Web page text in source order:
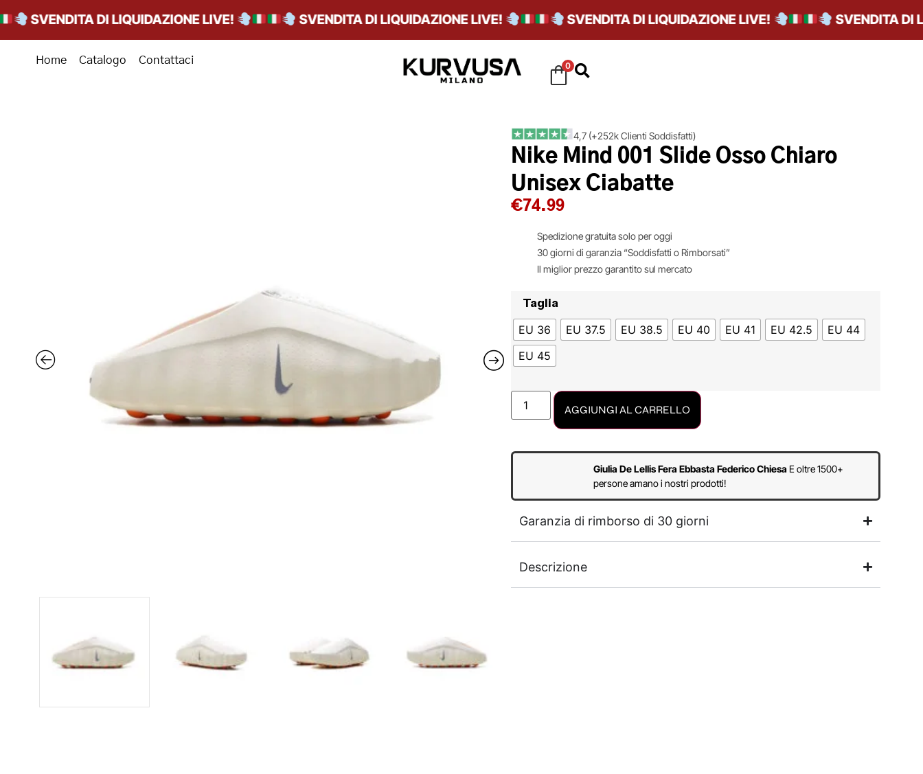
SVENDITA DI LIQUIDAZIONE LIVE! SVENDITA DI LIQUIDAZIONE LIVE! SVENDITA DI LIQUIDAZIONE LIVE! SVENDITA DI
Home Catalogo Contattaci 0
4,7 (+252k Clienti Soddisfatti)
Nike Mind 001 Slide Osso Chiaro
Unisex Ciabatte
€74.99
Spedizione gratuita solo per oggi
30 giorni di garanzia “Soddisfatti o Rimborsati”
Il miglior prezzo garantito sul mercato
Taglia
EU 36
EU 37.5 EU 38.5 EU 40 EU 41 EU 42.5
EU 44
EU 45
AGGIUNGI AL CARRELLO
Giulia De Lellis Fera Ebbasta Federico ChiesaE oltre 1500+
persone amano i nostri prodotti!
Garanzia di rimborso di 30 giorni
Descrizione